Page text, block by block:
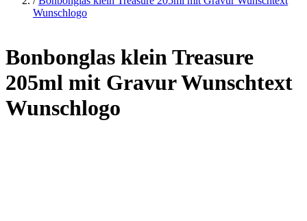
Wunschlogo
Bonbonglas klein Treasure
205ml mit Gravur Wunschtext
Wunschlogo